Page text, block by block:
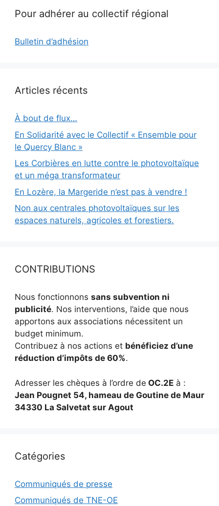
Pour adhérer au collectif régional
Bulletin d’adhésion
Articles récents
À bout de flux…
En Solidarité avec le Collectif « Ensemble pour
le Quercy Blanc »
Les Corbières en lutte contre le photovoltaïque
et un méga transformateur
En Lozère, la Margeride n’est pas à vendre !
Non aux centrales photovoltaïques sur les
espaces naturels, agricoles et forestiers.
CONTRIBUTIONS
Nous fonctionnons sans subvention ni
publicité. Nos interventions, l’aide que nous
apportons aux associations nécessitent un
budget minimum.
Contribuez à nos actions et bénéficiez d’une
réduction d’impôts de 60%.
Adresser les chèques à l’ordre de OC.2E à :
Jean Pougnet 54, hameau de Goutine de Maur
34330 La Salvetat sur Agout
Catégories
Communiqués de presse
Communiqués de TNE-OE